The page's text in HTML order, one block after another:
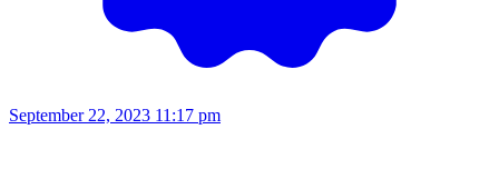
September 22, 2023 11:17 pm